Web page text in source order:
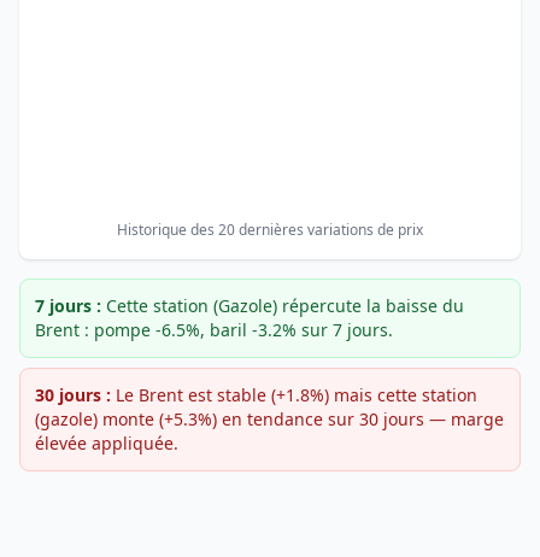
Historique des 20 dernières variations de prix
7 jours : Cette station (Gazole) répercute la baisse du
Brent : pompe -6.5%, baril -3.2% sur 7 jours.
30 jours : Le Brent est stable (+1.8%) mais cette station
(gazole) monte (+5.3%) en tendance sur 30 jours — marge
élevée appliquée.